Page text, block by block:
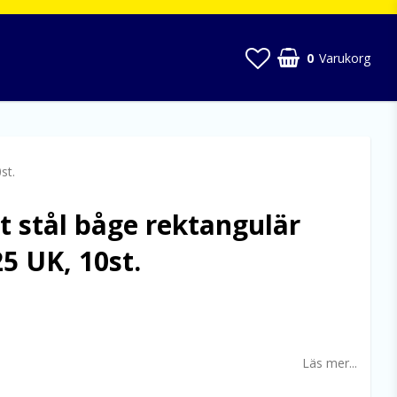
0 Varukorg
stål båge rektangulär
UK, 10st.
Läs mer...